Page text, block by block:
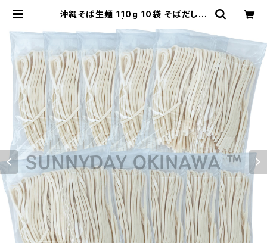
沖縄そば生麺 110g 10袋 そばだし無
| 超沖縄専門店